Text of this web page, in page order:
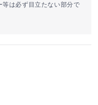
等は必ず目立たない部分で